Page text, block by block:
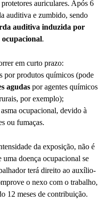
auriculares. Após 6
auditiva e zumbido, sendo
auditiva induzida por
ocupacional.
em curto prazo:
por produtos químicos (pode
agudas por agentes químicos
por exemplo);
ocupacional, devido à
ou fumaças.
da exposição, não é
uma doença ocupacional se
terá direito ao auxílio-
o nexo com o trabalho,
12 meses de contribuição.